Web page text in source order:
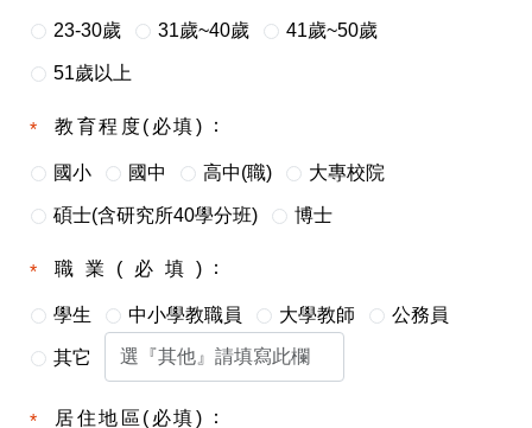
23-30歲 31歲~40歲 41歲~50歲
51歲以上
教育程度(必填)
國小 國中 高中(職) 大專校院
碩士(含研究所40學分班) 博士
職業(必填)
學生 中小學教職員 大學教師 公務員
其它
居住地區(必填)